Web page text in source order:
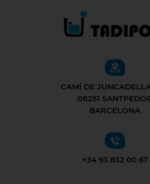
CAMÍ DE
08251
BARCELONA
+34 93 832 00 67